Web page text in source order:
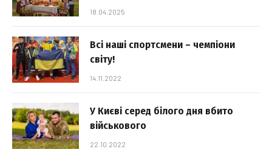
18.04.2025
Всі наші спортсмени – чемпіони
світу!
14.11.2022
У Києві серед білого дня вбито
військового
22.10.2022